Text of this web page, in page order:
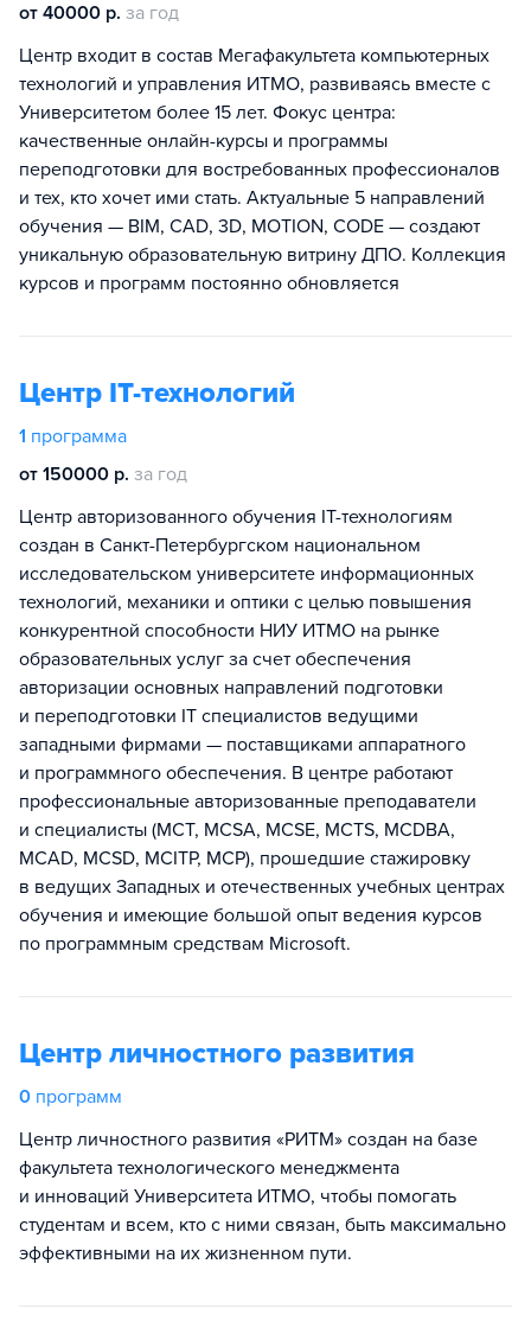
от 40000 р. за год
Центр входит в состав Мегафакультета компьютерных
технологий и управления ИТМО, развиваясь вместе с
Университетом более 15 лет. Фокус центра:
качественные онлайн-курсы и программы
переподготовки для востребованных профессионалов
и тех, кто хочет ими стать. Актуальные 5 направлений
обучения — BIM, CAD, 3D, MOTION, CODE — создают
уникальную образовательную витрину ДПО. Коллекция
курсов и программ постоянно обновляется
Центр IT-технологий
1 программа
от 150000 р. за год
Центр авторизованного обучения IT-технологиям
создан в Санкт-Петербургском национальном
исследовательском университете информационных
технологий, механики и оптики с целью повышения
конкурентной способности НИУ ИТМО на рынке
образовательных услуг за счет обеспечения
авторизации основных направлений подготовки
и переподготовки IT специалистов ведущими
западными фирмами — поставщиками аппаратного
и программного обеспечения. В центре работают
профессиональные авторизованные преподаватели
и специалисты (MCT, MCSA, MCSE, MCTS, MCDBA,
MCAD, MCSD, MCITP, MCP), прошедшие стажировку
в ведущих Западных и отечественных учебных центрах
обучения и имеющие большой опыт ведения курсов
по программным средствам Microsoft.
Центр личностного развития
0 программ
Центр личностного развития «РИТМ» создан на базе
факультета технологического менеджмента
и инноваций Университета ИТМО, чтобы помогать
студентам и всем, кто с ними связан, быть максимально
эффективными на их жизненном пути.